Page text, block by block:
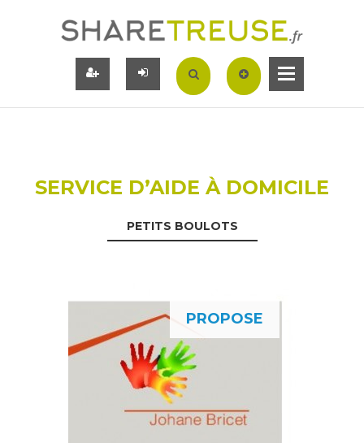
SERVICE D’AIDE À DOMICILE
PETITS BOULOTS
PROPOSE